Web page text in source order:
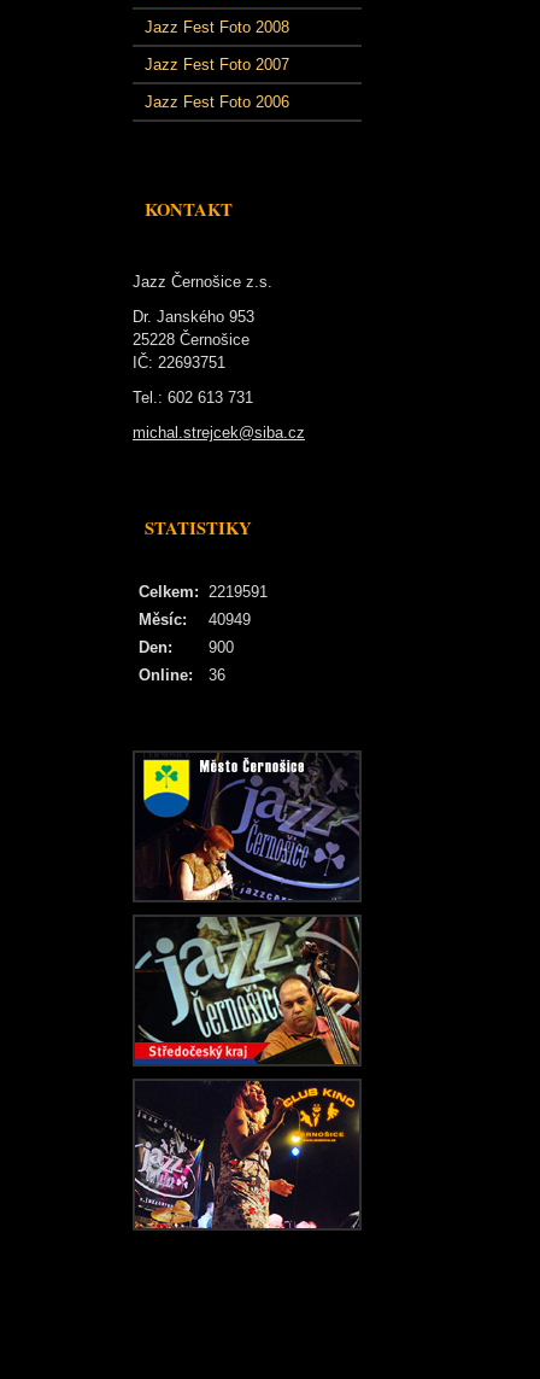
Jazz Fest Foto 2008
Jazz Fest Foto 2007
Jazz Fest Foto 2006
KONTAKT
Jazz Černošice z.s.
Dr. Janského 953
25228 Černošice
IČ: 22693751
Tel.: 602 613 731
michal.strejcek@siba.cz
STATISTIKY
Online: 36
Celkem: 2219591
Měsíc:
40949
Den:
900